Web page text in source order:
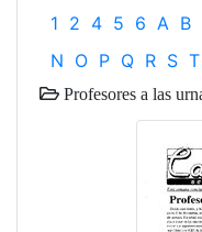
1 2 4 5 6 A B
N O P Q R S T
Profesores a las